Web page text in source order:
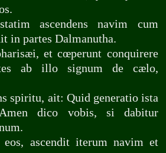
ascendens navim cum
in partes Dalmanutha.
et cœperunt conquirere
ab illo signum de cælo,
spiritu, ait: Quid generatio ista
dico vobis, si dabitur
ascendit iterum navim et